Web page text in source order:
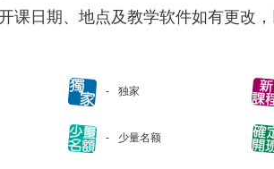
课日期、地点及教学软件如有更改
独家
少量名额